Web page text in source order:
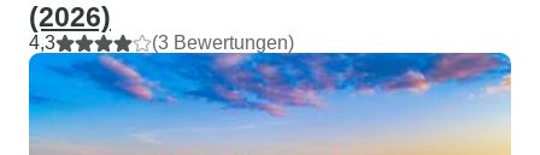
(2026)
4,3 (3 Bewertungen)